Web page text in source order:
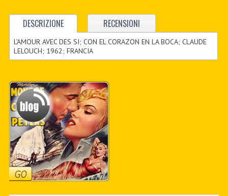
DESCRIZIONE RECENSIONI
L’AMOUR AVEC DES SI; CON EL CORAZON EN LA BOCA; CLAUDE
LELOUCH; 1962; FRANCIA